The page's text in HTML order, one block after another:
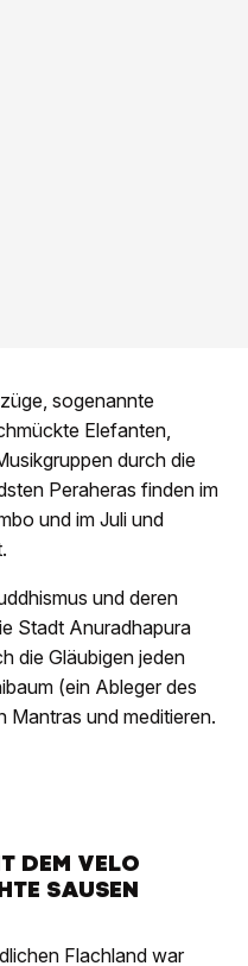
sogenannte
Elefanten,
durch die
Peraheras finden im
und im Juli und
und deren
Stadt Anuradhapura
die Gläubigen jeden
(ein Ableger des
Mantras und meditieren.
DEM VELO
SAUSEN
Flachland war